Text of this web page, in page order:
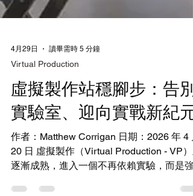
4月29日 讀畢需時 5 分鐘
Virtual Production
虛擬製作站穩腳步：告別